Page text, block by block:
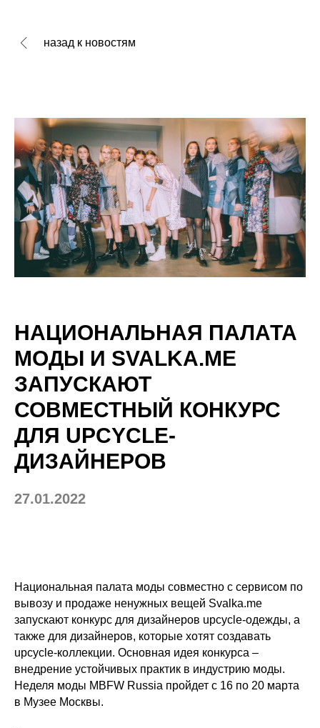
назад к новостям
НАЦИОНАЛЬНАЯ ПАЛАТА
МОДЫ И SVALKA.ME
ЗАПУСКАЮТ
СОВМЕСТНЫЙ КОНКУРС
ДЛЯ UPCYCLE-
ДИЗАЙНЕРОВ
27.01.2022
Национальная палата моды совместно с сервисом по
вывозу и продаже ненужных вещей Svalka.me
запускают конкурс для дизайнеров upcycle-одежды, а
также для дизайнеров, которые хотят создавать
upcycle-коллекции. Основная идея конкурса –
внедрение устойчивых практик в индустрию моды.
Неделя моды MBFW Russia пройдет с 16 по 20 марта
в Музее Москвы.